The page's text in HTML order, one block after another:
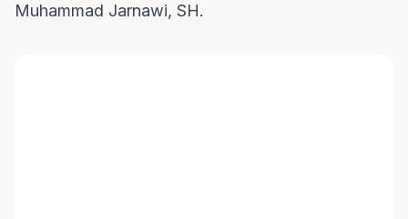
Muhammad Jarnawi, SH.